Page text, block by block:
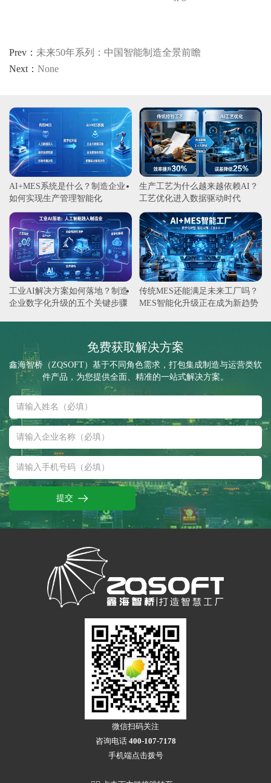
Prev： 未来50年系列：中国智能制造全景前瞻
Next： None
AI+MES系统是什么？制造企业
如何实现生产管理智能化
生产工艺为什么越来越依赖AI？
工艺优化进入数据驱动时代
工业AI解决方案如何落地？制造
企业数字化升级的五个关键步骤
传统MES还能满足未来工厂吗？
MES智能化升级正在成为新趋势
免费获取解决方案
鑫海智桥（ZQSOFT）基于不同角色需求，打包集成制造与运营类软
件产品，为您提供全面、精准的一站式解决方案。
提交
微信扫码关注
咨询电话 400-107-7178
手机端点击拨号